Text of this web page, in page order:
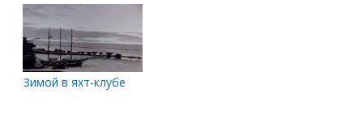
Зимой в яхт-клубе